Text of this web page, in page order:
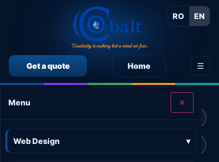
RO EN
Get a quote Home ☰
Menu ✕
Web Design ▾
CALCULEAZĂ SINGUR PREȚUL SERVICIILOR
Calculator preț Marketing online Calculator preț 3D and AR